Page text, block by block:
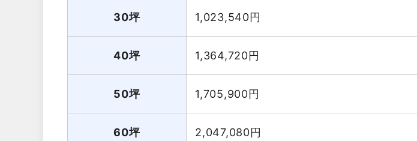
30坪 1,023,540円
40坪 1,364,720円
50坪 1,705,900円
60坪 2,047,080円